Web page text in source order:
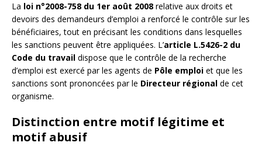
La loi n°2008-758 du 1er août 2008 relative aux droits et
devoirs des demandeurs d’emploi a renforcé le contrôle sur les
bénéficiaires, tout en précisant les conditions dans lesquelles
les sanctions peuvent être appliquées. L’article L.5426-2 du
Code du travail dispose que le contrôle de la recherche
d’emploi est exercé par les agents de Pôle emploi et que les
sanctions sont prononcées par le Directeur régional de cet
organisme.
Distinction entre motif légitime et
motif abusif